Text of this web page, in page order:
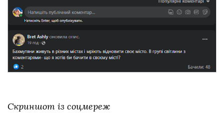
Скриншот із соцмереж